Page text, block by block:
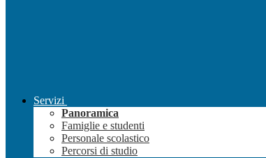
Servizi
Panoramica
Famiglie e studenti
Personale scolastico
Percorsi di studio